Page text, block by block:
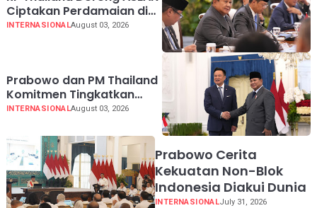
Ciptakan Perdamaian di
Myanmar Lewat
INTERNASIONALAugust 03, 2026
Prabowo dan PM Thailand
Komitmen Tingkatkan
Perdagangan hingga USD
INTERNASIONALAugust 03, 2026
Prabowo Cerita
Kekuatan Non-Blok
Indonesia Diakui Dunia
INTERNASIONALJuly 31, 2026